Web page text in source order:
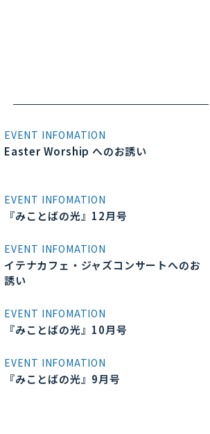
EVENT INFOMATION
Easter Worship へのお誘い
EVENT INFOMATION
『みことばの光』12月号
EVENT INFOMATION
イテナカフェ・ジャズコンサートへのお
誘い
EVENT INFOMATION
『みことばの光』10月号
EVENT INFOMATION
『みことばの光』9月号